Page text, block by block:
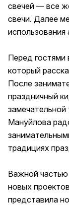
свечей — все
свечи. Далее
использования
Перед гостями
который
После
праздничный
замечательной
Мануйлова
традициях
Важной частью
новых
представила